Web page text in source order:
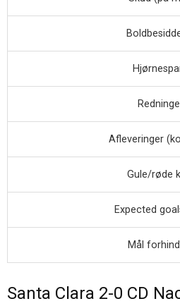
Afleveringer
Gule/røde
Expected
Mål
Santa Clara 2-0 CD